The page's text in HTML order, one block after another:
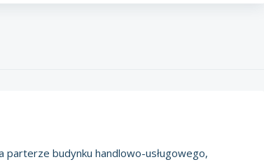
parterze budynku handlowo-usługowego,